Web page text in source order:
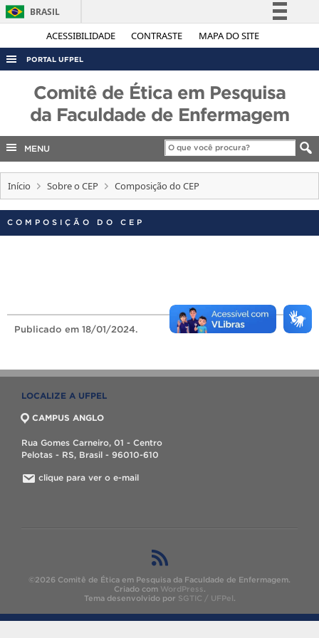
ACESSIBILIDADE CONTRASTE MAPA DO SITE
BRASIL
Simplifique!
Acesso à informação
Legislação
Canais
PORTAL UFPEL
ACESSO À INFORMAÇÃO
AUDITORIA
OUVIDORIA
Comitê de Ética em Pesquisa
da Faculdade de Enfermagem
MENU
Início Sobre o CEP Composição do CEP
COMPOSIÇÃO DO CEP
Publicado em 18/01/2024.
LOCALIZE A UFPEL
CAMPUS ANGLO
Rua Gomes Carneiro, 01 - Centro
Pelotas - RS, Brasil - 96010-610
clique para ver o e-mail
©2026 Comitê de Ética em Pesquisa da Faculdade de Enfermagem.
Criado com WordPress.
Tema desenvolvido por SGTIC / UFPel.